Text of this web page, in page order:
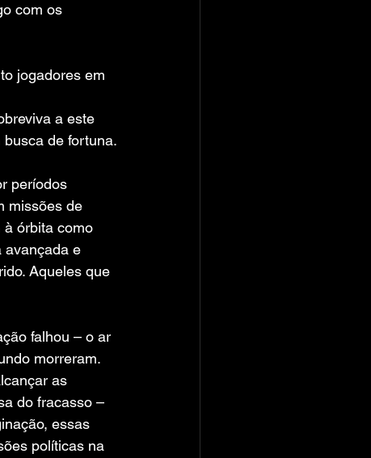
com os
jogadores em
a este
de fortuna.
períodos
missões de
à órbita como
avançada e
Aqueles que
falhou – o ar
morreram.
as
do fracasso –
essas
políticas na